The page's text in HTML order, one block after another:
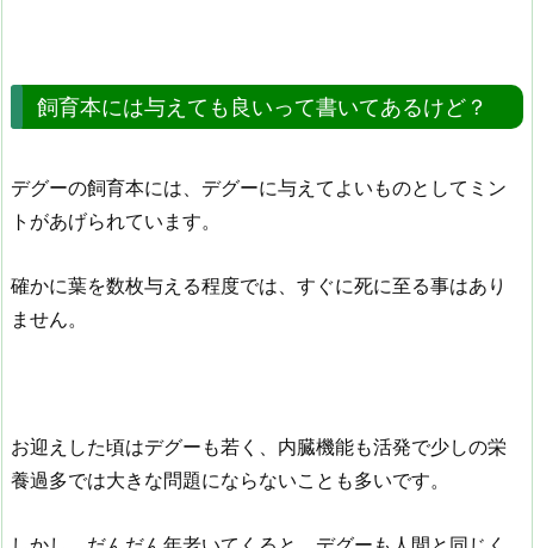
飼育本には与えても良いって書いてあるけど？
デグーの飼育本には、デグーに与えてよいものとしてミン
トがあげられています。
確かに葉を数枚与える程度では、すぐに死に至る事はあり
ません。
お迎えした頃はデグーも若く、内臓機能も活発で少しの栄
養過多では大きな問題にならないことも多いです。